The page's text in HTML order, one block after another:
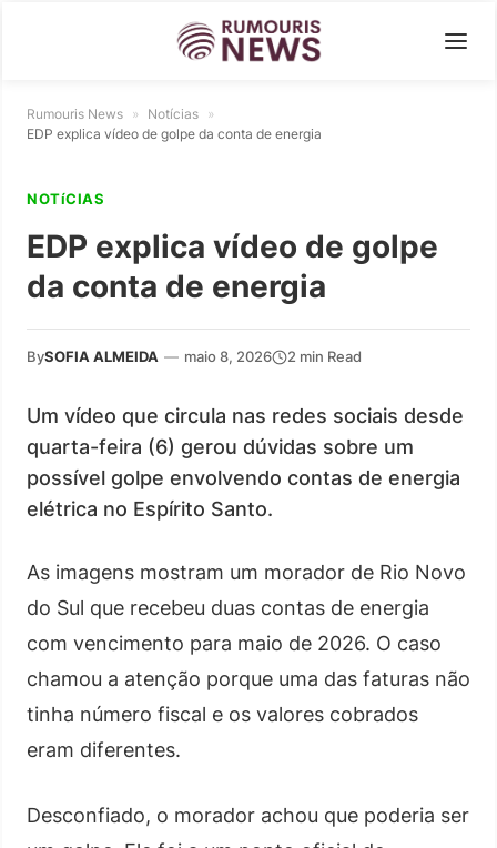
Rumouris News » Notícias »
EDP explica vídeo de golpe da conta de energia
NOTíCIAS
EDP explica vídeo de golpe
da conta de energia
BySOFIA ALMEIDA — maio 8, 2026 2 min Read
Um vídeo que circula nas redes sociais desde
quarta-feira (6) gerou dúvidas sobre um
possível golpe envolvendo contas de energia
elétrica no Espírito Santo.
As imagens mostram um morador de Rio Novo
do Sul que recebeu duas contas de energia
com vencimento para maio de 2026. O caso
chamou a atenção porque uma das faturas não
tinha número fiscal e os valores cobrados
eram diferentes.
Desconfiado, o morador achou que poderia ser